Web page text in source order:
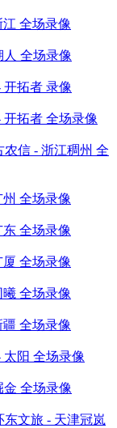
江 全场录像
人 全场录像
开拓者 录像
开拓者 全场录像
农信 - 浙江稠州 全
州 全场录像
东 全场录像
厦 全场录像
曦 全场录像
疆 全场录像
太阳 全场录像
金 全场录像
东文旅 - 天津冠岚